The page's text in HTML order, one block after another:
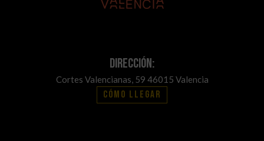
Dirección:
Cortes Valencianas, 59 46015 Valencia
Cómo llegar